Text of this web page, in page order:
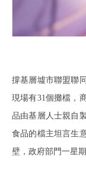
撐基層墟市聯盟聯
現場有31個攤檔，
品由基層人士親自
食品的檔主坦言生
壁，政府部門一星